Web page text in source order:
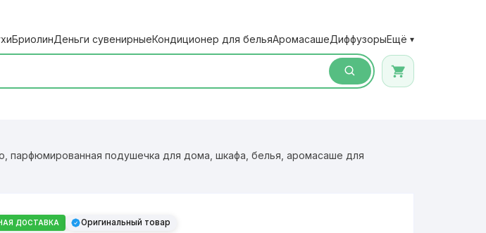
БриолинДеньги сувенирныеКондиционер для бельяАромасашеДиффузорыЕщё ▾
парфюмированная подушечка для дома, шкафа, белья, аромасаше для
ДОСТАВКА Оригинальный товар